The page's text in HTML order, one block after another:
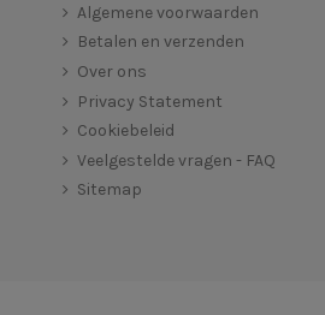
Algemene voorwaarden
Betalen en verzenden
Over ons
Privacy Statement
Cookiebeleid
Veelgestelde vragen - FAQ
Sitemap